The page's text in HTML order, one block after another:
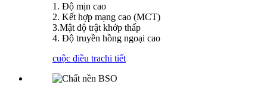
1. Độ mịn cao
2. Kết hợp mạng cao (MCT)
3.Mật độ trật khớp thấp
4. Độ truyền hồng ngoại cao
cuộc điều trachi tiết